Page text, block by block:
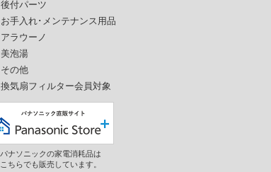
後付パーツ
お手入れ･メンテナンス用品
アラウーノ
美泡湯
その他
換気扇フィルター会員対象
パナソニックの家電消耗品は
こちらでも販売しています。